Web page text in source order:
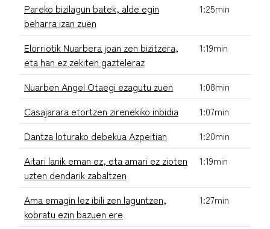
Pareko bizilagun batek, alde egin
beharra izan zuen
1:25min
Elorriotik Nuarbera joan zen bizitzera,
eta han ez zekiten gazteleraz
1:19min
Nuarben Angel Otaegi ezagutu zuen
1:08min
Casajarara etortzen zirenekiko inbidia
1:07min
Dantza loturako debekua Azpeitian
1:20min
Aitari lanik eman ez, eta amari ez zioten
uzten dendarik zabaltzen
1:19min
Ama emagin lez ibili zen laguntzen,
kobratu ezin bazuen ere
1:27min